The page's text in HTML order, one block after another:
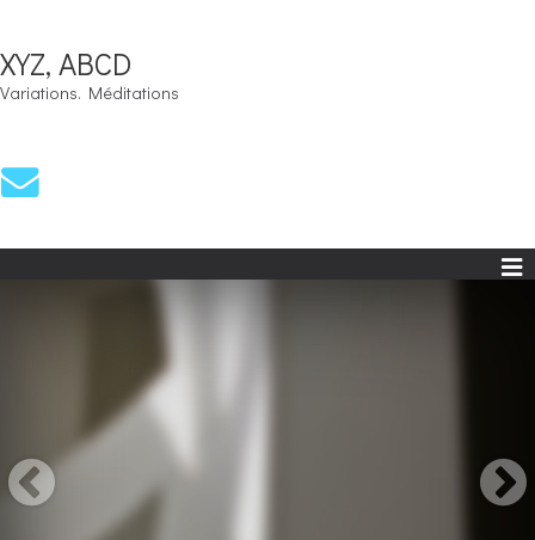
XYZ, ABCD
Variations. Méditations